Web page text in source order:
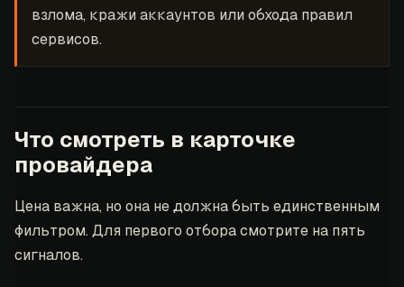
взлома, кражи аккаунтов или обхода правил
сервисов.
Что смотреть в карточке
провайдера
Цена важна, но она не должна быть единственным
фильтром. Для первого отбора смотрите на пять
сигналов.